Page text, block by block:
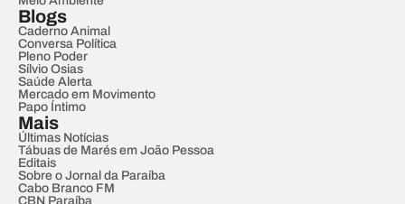
Blogs
Caderno Animal
Conversa Política
Pleno Poder
Sílvio Osias
Saúde Alerta
Mercado em Movimento
Papo Íntimo
Mais
Últimas Notícias
Tábuas de Marés em João Pessoa
Editais
Sobre o Jornal da Paraíba
Cabo Branco FM
CBN Paraíba